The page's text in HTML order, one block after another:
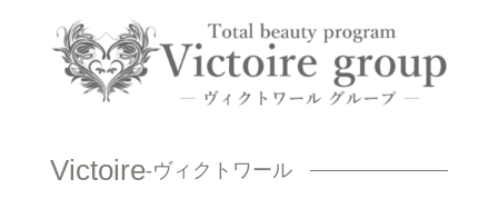
Victoire-ヴィクトワール